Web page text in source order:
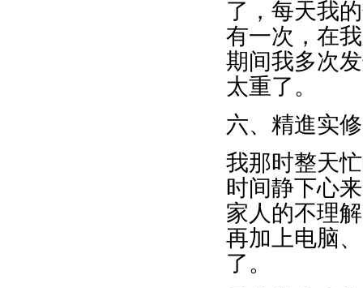
了，每天我
有一次，在
期间我多次
太重了。
六、精進实修
我那时整天
时间静下心
家人的不理
再加上电脑
了。